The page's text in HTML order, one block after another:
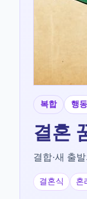
복합 행
결혼
결합·새 출
결혼식 혼